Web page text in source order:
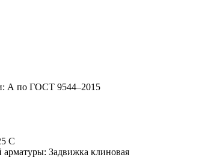
А по ГОСТ 9544–2015
С
арматуры: Задвижка клиновая